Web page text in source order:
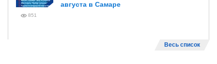
августа в Самаре
851
Весь список